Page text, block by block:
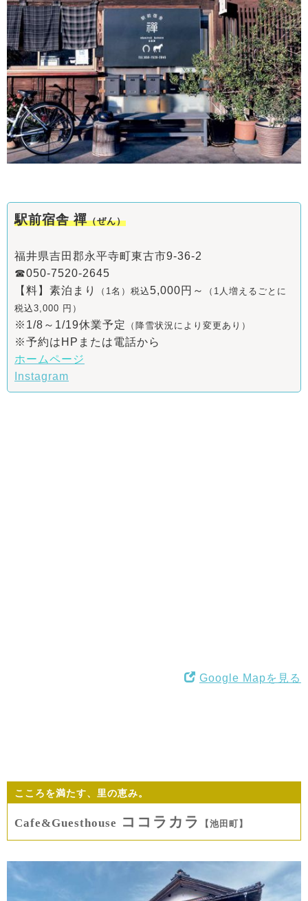
駅前宿舎 禪（ぜん）
福井県吉田郡永平寺町東古市9-36-2
☎050-7520-2645
【料】素泊まり
（1名）税込5,000円～
（1人増えるごとに
税込3,000 円）
※1/8～1/19休業予定 （降雪状況により変更あり）
※予約はHPまたは電話から
ホームページ
Instagram
Google Mapを見る
こころを満たす、里の恵み。
Cafe&Guesthouse ココラカラ 【池田町】